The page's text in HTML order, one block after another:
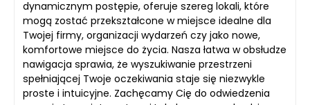
dynamicznym postępie, oferuje szereg lokali, które
mogą zostać przekształcone w miejsce idealne dla
Twojej firmy, organizacji wydarzeń czy jako nowe,
komfortowe miejsce do życia. Nasza łatwa w obsłudze
nawigacja sprawia, że wyszukiwanie przestrzeni
spełniającej Twoje oczekiwania staje się niezwykle
proste i intuicyjne. Zachęcamy Cię do odwiedzenia